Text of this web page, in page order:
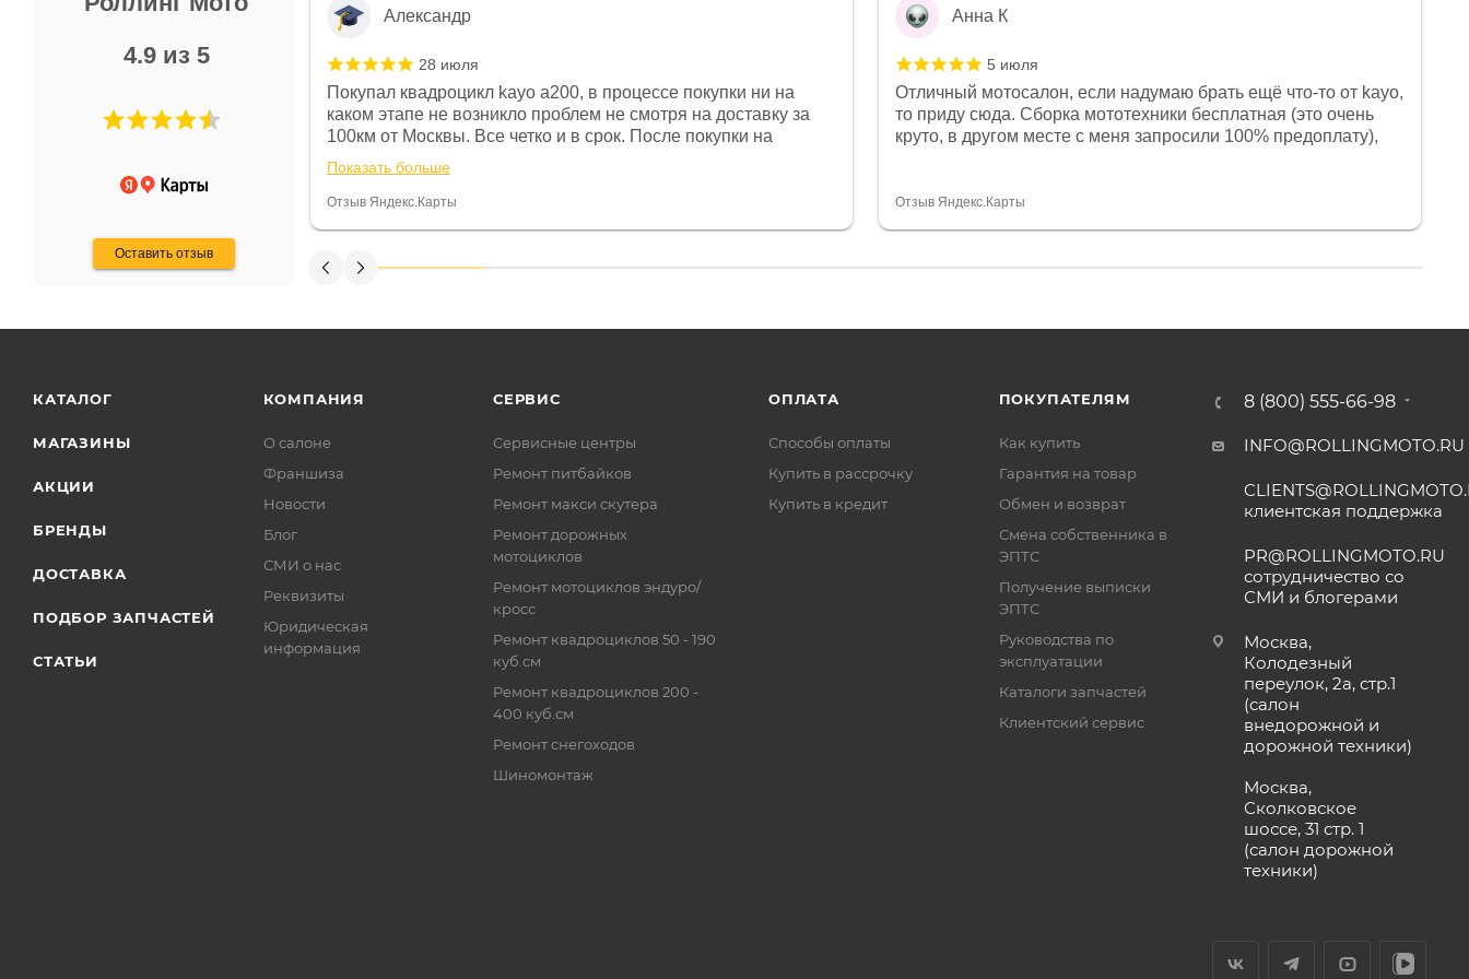
4.9 из 5
Оставить отзыв
Не понравились условия
и дают только на год)
Александр
28 июля
Покупал квадроцикл kayo a200, в процессе покупки ни на
каком этапе не возникло проблем не смотря на доставку за
100км от Москвы. Все четко и в срок. После покупки на
спидометре всегда был 0, при этом представители магазина
постоянно были на связи и в итоге проблема была решена.
Считаю, что это говорит о небезразличии к клиенту после
Показать больше
Отзыв Яндекс.Карты
Анна К
5 июля
Отличный мотосалон, если надумаю брать ещё что-то от kayo,
то приду сюда. Сборка мототехники бесплатная (это очень
круто, в другом месте с меня запросили 100% предоплату),
спасибо отдельное, всегда на связи, очень детально всё
Отзыв Яндекс.Карты
КАТАЛОГ
МАГАЗИНЫ
АКЦИИ
БРЕНДЫ
ДОСТАВКА
ПОДБОР ЗАПЧАСТЕЙ
СТАТЬИ
КОМПАНИЯ
О салоне
Франшиза
Новости
Блог
СМИ о нас
Реквизиты
Юридическая
информация
СЕРВИС
Сервисные центры
Ремонт питбайков
Ремонт макси скутера
Ремонт дорожных
мотоциклов
Ремонт мотоциклов эндуро/
кросс
Ремонт квадроциклов 50 - 190
куб.см
Ремонт квадроциклов 200 -
400 куб.см
Ремонт снегоходов
Шиномонтаж
ОПЛАТА
Способы оплаты
Купить в рассрочку
Купить в кредит
ПОКУПАТЕЛЯМ
Как купить
Гарантия на товар
Обмен и возврат
Смена собственника в
ЭПТС
Получение выписки
ЭПТС
Руководства по
эксплуатации
Каталоги запчастей
Клиентский сервис
8 (800) 555-66-98
INFO@ROLLINGMOTO.RU
клиентская поддержка
PR@ROLLINGMOTO.RU
сотрудничество со
СМИ и блогерами
Москва,
Колодезный
переулок, 2а, стр.1
(салон
внедорожной и
дорожной техники)
Москва,
Сколковское
шоссе, 31 стр. 1
(салон дорожной
техники)